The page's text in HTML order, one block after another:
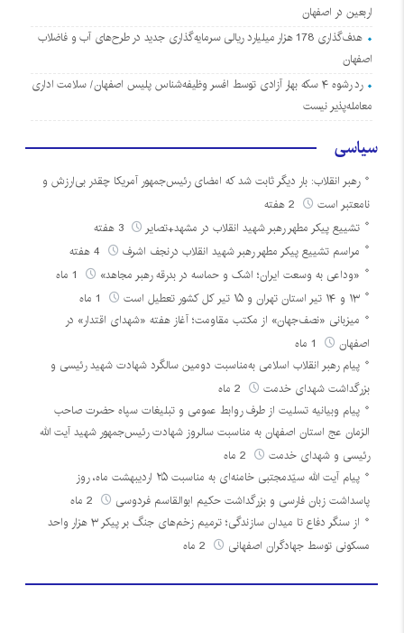
اربعین در اصفهان
هدف‌گذاری 178 هزار میلیارد ریالی سرمایه‌گذاری جدید در طرح‌های آب و فاضلاب
اصفهان
رد رشوه ۴ سکه بهار آزادی توسط افسر وظیفه‌شناس پلیس اصفهان/ سلامت اداری
معامله‌پذیر نیست
سیاسی
رهبر انقلاب: بار دیگر ثابت شد که امضای رئیس‌جمهور آمریکا چقدر بی‌ارزش و
نامعتبر است
تشییع پیکر مطهر رهبر شهید انقلاب در مشهد+تصایر
3 هفته
مراسم تشییع پیکر مطهر رهبر شهید انقلاب درنجف اشرف
«وداعی به وسعت ایران؛ اشک و حماسه در بدرقه رهبر مجاهد»
۱۳ و ۱۴ تیر استان تهران و ۱۵ تیر کل کشور تعطیل است
میزبانی «نصف‌جهان» از مکتب مقاومت؛ آغاز هفته «شهدای اقتدار» در
اصفهان
پیام رهبر انقلاب اسلامی به‌مناسبت دومین سالگرد شهادت شهید رئیسی و
بزرگداشت شهدای خدمت
پیام وبیانیه تسلیت از طرف روابط عمومی و تبلیغات سپاه حضرت صاحب
الزمان عج استان اصفهان به مناسبت سالروز شهادت رئیس‌جمهور شهید آیت الله
رئیسی و شهدای خدمت
پیام آیت الله سیّدمجتبی خامنه‌ای به مناسبت ۲۵ اردیبهشت ماه، روز
پاسداشت زبان فارسی و بزرگداشت حکیم ابوالقاسم فردوسی
از سنگر دفاع تا میدان سازندگی؛ ترمیم زخم‌های جنگ بر پیکر ۳ هزار واحد
مسکونی توسط جهادگران اصفهانی